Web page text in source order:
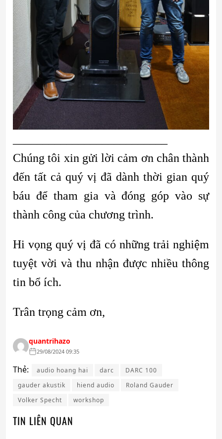
Chúng tôi xin gửi lời cảm ơn chân thành
đến tất cả quý vị đã dành thời gian quý
báu để tham gia và đóng góp vào sự
thành công của chương trình.
Hi vọng quý vị đã có những trải nghiệm
tuyệt vời và thu nhận được nhiều thông
tin bổ ích.
Trân trọng cảm ơn,
quantrihazo
29/08/2024 09:35
Thẻ: audio hoang hai darc
DARC 100
gauder akustik
hiend audio
Roland Gauder
Volker Specht
workshop
TIN LIÊN QUAN